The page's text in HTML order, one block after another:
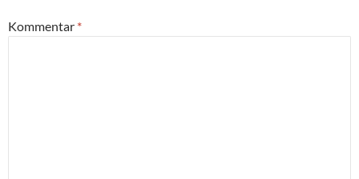
Kommentar *